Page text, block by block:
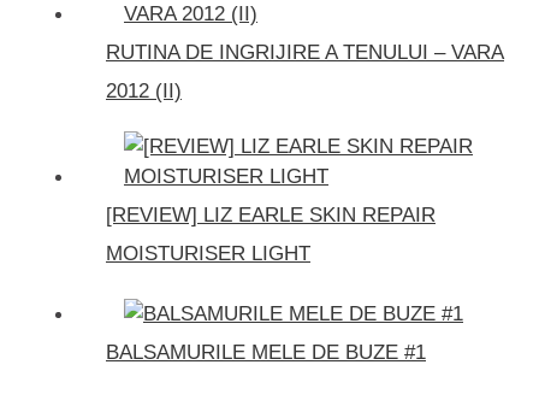
RUTINA DE INGRIJIRE A TENULUI – VARA
2012 (II)
[REVIEW] LIZ EARLE SKIN REPAIR
MOISTURISER LIGHT
BALSAMURILE MELE DE BUZE #1